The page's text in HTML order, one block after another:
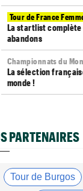
Tour de France
La startlist complète
abandons
Championnats du
La sélection
monde !
Route
Polynormande, le 16
PARTENAIRES
Tour de Burgos